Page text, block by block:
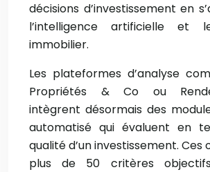
décisions d’investissement en
l’intelligence artificielle et
immobilier.
Les plateformes d’analyse
Propriétés & Co ou
intègrent désormais des
automatisé qui évaluent en
qualité d’un investissement. Ces
plus de 50 critères